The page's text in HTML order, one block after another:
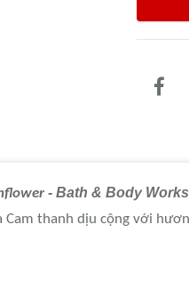
- Bath & Body Works
thanh dịu cộng với